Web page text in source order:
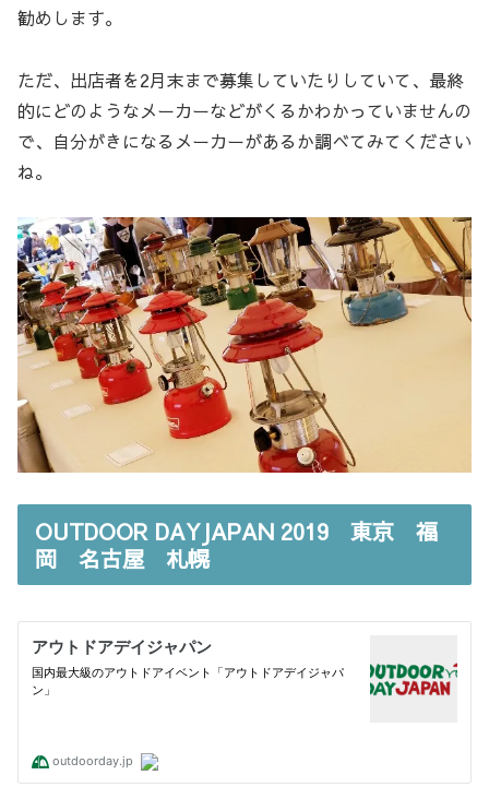
勧めします。
ただ、出店者を2月末まで募集していたりしていて、最終
的にどのようなメーカーなどがくるかわかっていませんの
で、自分がきになるメーカーがあるか調べてみてください
ね。
OUTDOOR DAYJAPAN 2019 東京 福
岡 名古屋 札幌